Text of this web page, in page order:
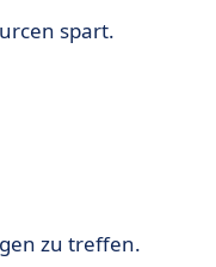
spart.
zu treffen.